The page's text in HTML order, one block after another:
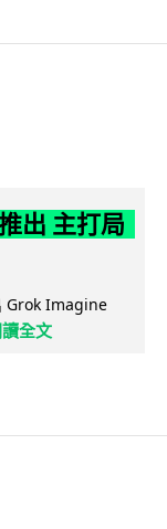
出 主打局
Grok Imagine
讀全文